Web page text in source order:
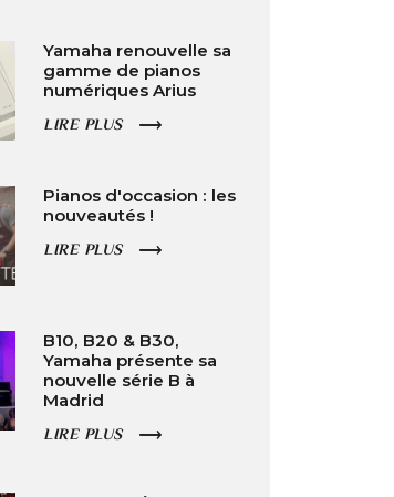
Yamaha renouvelle sa
gamme de pianos
numériques Arius
LIRE PLUS
Pianos d'occasion : les
nouveautés !
LIRE PLUS
B10, B20 & B30,
Yamaha présente sa
nouvelle série B à
Madrid
LIRE PLUS